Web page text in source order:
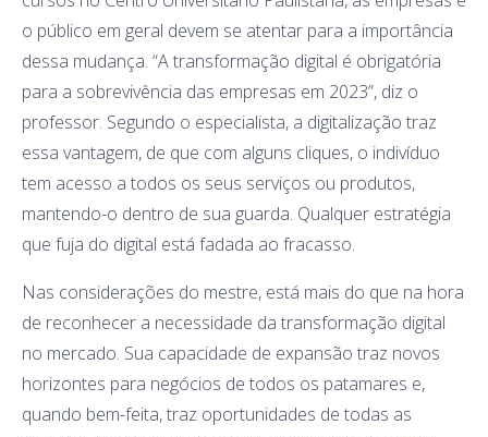
o público em geral devem se atentar para a importância
dessa mudança. “A transformação digital é obrigatória
para a sobrevivência das empresas em 2023”, diz o
professor. Segundo o especialista, a digitalização traz
essa vantagem, de que com alguns cliques, o indivíduo
tem acesso a todos os seus serviços ou produtos,
mantendo-o dentro de sua guarda. Qualquer estratégia
que fuja do digital está fadada ao fracasso.
Nas considerações do mestre, está mais do que na hora
de reconhecer a necessidade da transformação digital
no mercado. Sua capacidade de expansão traz novos
horizontes para negócios de todos os patamares e,
quando bem-feita, traz oportunidades de todas as